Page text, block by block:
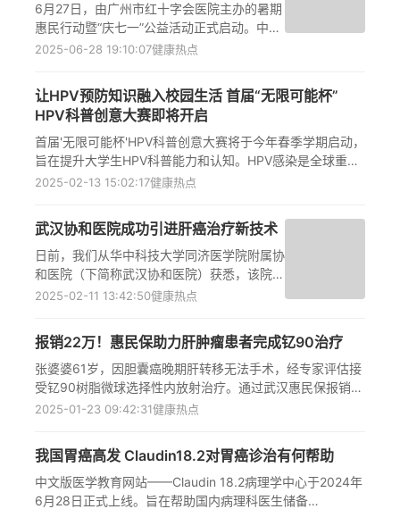
6月27日，由广州市红十字会医院主办的暑期
惠民行动暨“庆七一”公益活动正式启动。中医
科、泌尿外科、烧伤整形科等多个专科的医疗
诊服务。活动现场热闹非凡，吸引了众多市民
前来排队“打卡”。
2025-06-28 19:10:07健康热点
让HPV预防知识融入校园生活 首届“无限可能杯”
HPV科普创意大赛即将开启
首届'无限可能杯'HPV科普创意大赛将于今年春季学期启动，
旨在提升大学生HPV科普能力和认知。HPV感染是全球重要
公共卫生问题，99.7%宫颈癌与HPV相关，约90%男性一生
男性及9-45岁女性可接种。大赛通过清华明星导师指导，鼓
励创新科普作品，推动校园HPV预防，强化男女共防理念，
提升公众健康意识，共筑校园健康防线。
2025-02-13 15:02:17健康热点
武汉协和医院成功引进肝癌治疗新技术
日前，我们从华中科技大学同济医学院附属协
和医院（下简称武汉协和医院）获悉，该院成
功引入一项肝癌治疗领域的创新技术——钇
年1月9日顺利完成，这一前沿技术正式落地
武汉协和医院。
2025-02-11 13:42:50健康热点
报销22万！惠民保助力肝肿瘤患者完成钇90治疗
张婆婆61岁，因胆囊癌晚期肝转移无法手术，经专家评估接
受钇90树脂微球选择性内放射治疗。通过武汉惠民保报销22
万元，治疗顺利。钇90治疗通过介入导管精准送达肿瘤供血
40余城将钇90纳入惠民保报销范围，显著减轻中晚期肝转
移患者经济负担，提供新治疗选择。
2025-01-23 09:42:31健康热点
我国胃癌高发 Claudin18.2对胃癌诊治有何帮助
中文版医学教育网站——Claudin 18.2病理学中心于2024年
6月28日正式上线。旨在帮助国内病理科医生储备